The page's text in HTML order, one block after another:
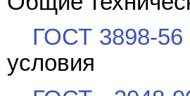
ГОСТ 3898-56
условия